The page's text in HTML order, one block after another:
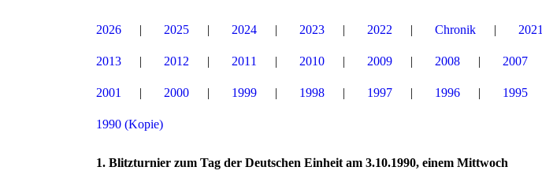
2026 2025 2024 2023 2022 Chronik 2021
2013 2012 2011 2010 2009 2008 2007
2001 2000 1999 1998 1997 1996 1995
1990 (Kopie)
1. Blitzturnier zum Tag der Deutschen Einheit am 3.10.1990, einem Mittwoch